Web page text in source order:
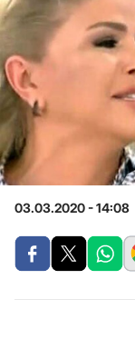
03.03.2020 - 14:08